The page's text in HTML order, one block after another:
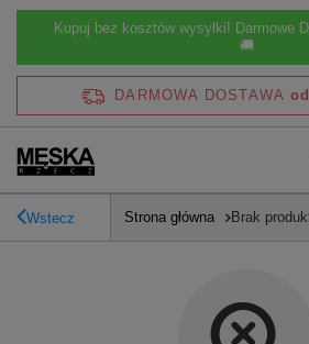
Kupuj bez kosztów wysyłki! Darmowe
🚚
DARMOWA DOSTAWA
Wstecz Strona główna Brak